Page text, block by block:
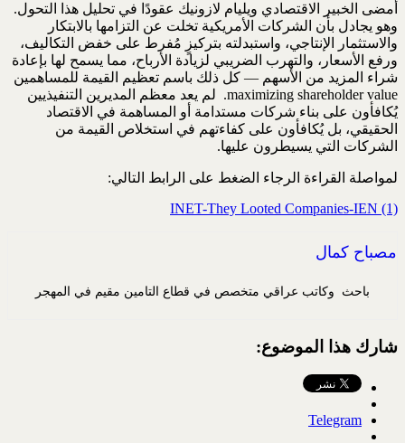
أمضى الخبير الاقتصادي ويليام لازونيك عقودًا في تحليل هذا التحول.
وهو يجادل بأن الشركات ‏الأمريكية تخلت عن التزامها بالابتكار
والاستثمار الإنتاجي، واستبدلته بتركيزٍ مُفرط على خفض ‏التكاليف،
ورفع الأسعار، والتهرب الضريبي لزيادة الأرباح، مما يسمح لها بإعادة
شراء المزيد ‏من الأسهم ‏‎—‎‏ كل ذلك باسم تعظيم القيمة للمساهمين
‏maximizing shareholder value‏.‏ ‏ لم ‏يعد معظم المديرين التنفيذيين
يُكافأون على بناء شركات مستدامة أو المساهمة في الاقتصاد
‏الحقيقي، بل يُكافأون على كفاءتهم في استخلاص القيمة من
الشركات التي يسيطرون عليها.‏
لمواصلة القراءة الرجاء الضغط على الرابط التالي:
INET-They Looted Companies-IEN (1)
مصباح كمال
باحث وكاتب عراقي متخصص في قطاع التامين مقيم في المهجر
شارك هذا الموضوع:
Telegram